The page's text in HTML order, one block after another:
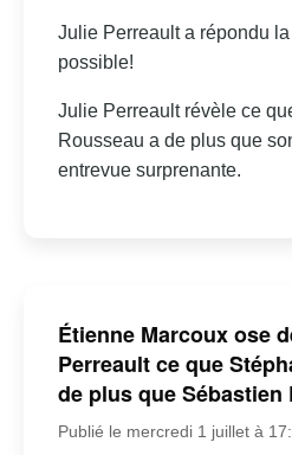
Julie Perreault a répondu
possible!
Julie Perreault révèle ce
Rousseau a de plus que
entrevue surprenante.
Étienne Marcoux ose
Perreault ce que
de plus que Sébastien
Publié le mercredi 1 juillet à